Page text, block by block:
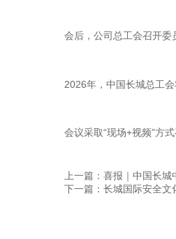
会后，公司总工会召开委
2026年，中国长城总工
会议采取“现场+视频”方
上一篇：喜报｜中国长城
下一篇：长城国际安全文